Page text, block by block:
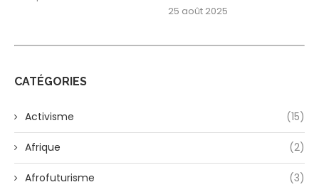
25 août 2025
CATÉGORIES
Activisme (15)
Afrique (2)
Afrofuturisme (3)